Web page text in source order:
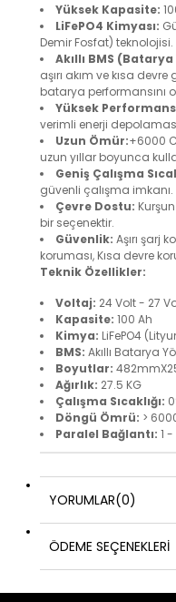
Yüksek Kapasite:
LiFePO4 Kimyası:
Demir Fosfat) teknolojisi.
Akıllı BMS
aşırı akım ve kısa
batarya performansını
Yüksek
verimli enerji
Uzun Ömür:+6000
uzun yıllar boyunca
Geniş Çalışma
güvenli çalışma imkanı.
Çevre Dostu:
bir seçenektir.
Güvenlik:Aşırı şarj
koruması, Kısa devre
Teknik Özellikler:
Voltaj: 24 Volt - 27
Kapasite: 100 Ah
Kimya: LiFePO4
BMS: Akıllı Batarya
Boyutlar:
Ağırlık: 27.5 KG
Çalışma Sıcaklığı:
Döngü Ömrü: >
Paralel Bağlantı:1
YORUMLAR(0)
ÖDEME SEÇENEKLERI